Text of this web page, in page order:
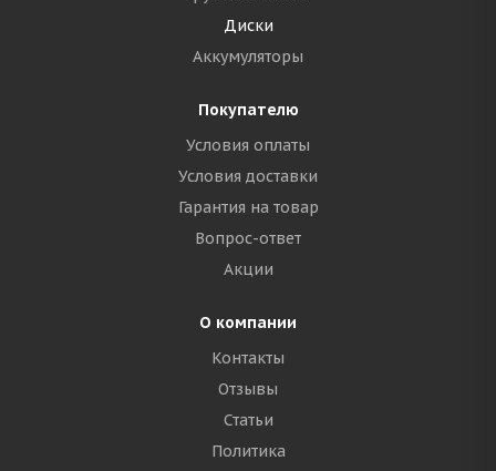
Диски
Аккумуляторы
Покупателю
Условия оплаты
Условия доставки
Гарантия на товар
Вопрос-ответ
Акции
О компании
Контакты
Отзывы
Статьи
Политика